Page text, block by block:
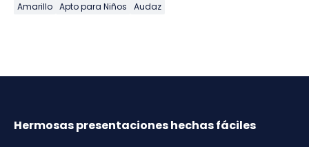
Amarillo Apto para Niños Audaz
Hermosas presentaciones hechas fáciles